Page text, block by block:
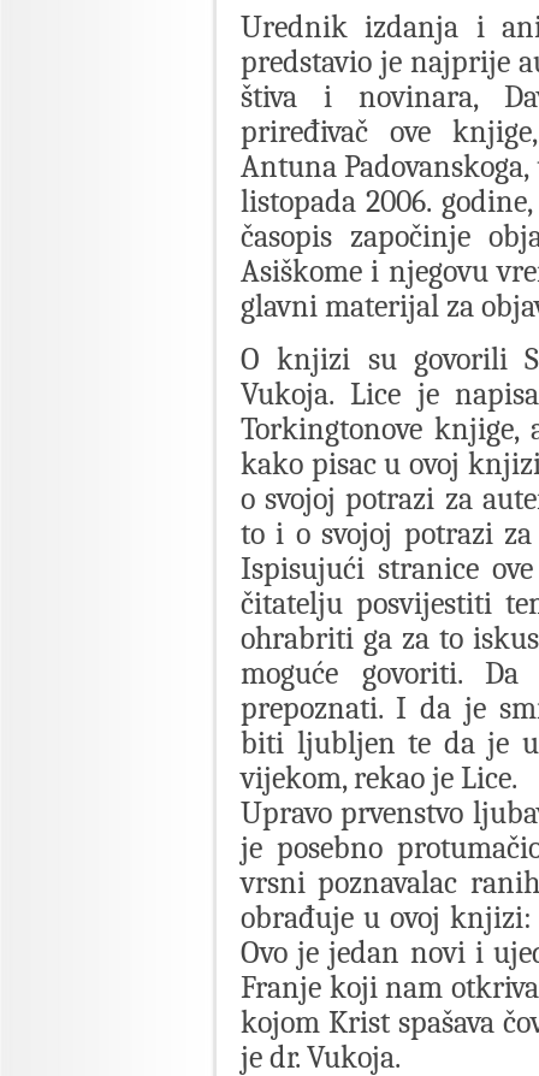
Urednik izdanja i
predstavio je najprije
štiva i novinara,
priređivač ove
Antuna
listopada 2006.
časopis započinje
Asiškome i njegovu
glavni materijal za
O knjizi su govorili
Vukoja. Lice je
Torkingtonove knjige,
kako pisac u ovoj
o svojoj potrazi za
to i o svojoj potrazi
Ispisujući stranice
čitatelju posvijestiti
ohrabriti ga za to
moguće govoriti.
prepoznati. I da je
biti ljubljen te da je u
vijekom, rekao je Lice.
Upravo prvenstvo
je posebno
vrsni poznavalac
obrađuje u ovoj knjizi:
Ovo je jedan novi i
Franje koji nam
kojom Krist spašava
je dr. Vukoja.